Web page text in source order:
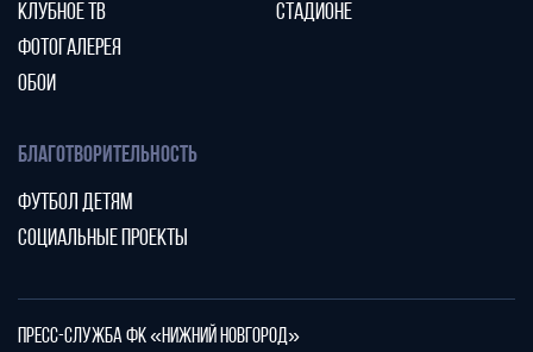
КЛУБНОЕ ТВ
ФОТОГАЛЕРЕЯ
ОБОИ
СТАДИОНЕ
БЛАГОТВОРИТЕЛЬНОСТЬ
ФУТБОЛ ДЕТЯМ
СОЦИАЛЬНЫЕ ПРОЕКТЫ
ПРЕСС-СЛУЖБА ФК «НИЖНИЙ НОВГОРОД»